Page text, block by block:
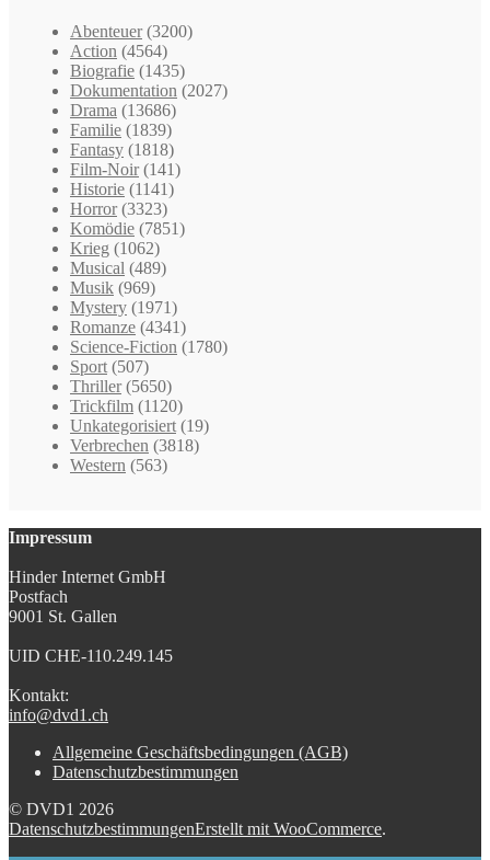
Abenteuer (3200)
Action (4564)
Biografie (1435)
Dokumentation (2027)
Drama (13686)
Familie (1839)
Fantasy (1818)
Film-Noir (141)
Historie (1141)
Horror (3323)
Komödie (7851)
Krieg (1062)
Musical (489)
Musik (969)
Mystery (1971)
Romanze (4341)
Science-Fiction (1780)
Sport (507)
Thriller (5650)
Trickfilm (1120)
Unkategorisiert (19)
Verbrechen (3818)
Western (563)
Impressum
Hinder Internet GmbH
Postfach
9001 St. Gallen
UID CHE-110.249.145
Kontakt:
info@dvd1.ch
Allgemeine Geschäftsbedingungen (AGB)
Datenschutzbestimmungen
© DVD1 2026
DatenschutzbestimmungenErstellt mit WooCommerce.